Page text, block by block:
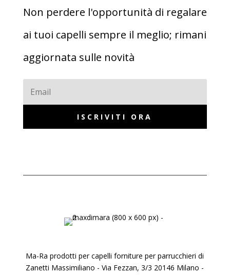
Non perdere l'opportunità di regalare
ai tuoi capelli sempre il meglio; rimani
aggiornata sulle novità
ISCRIVITI ORA
Ma-Ra prodotti per capelli forniture per parrucchieri di
Zanetti Massimiliano - Via Fezzan, 3/3 20146 Milano -